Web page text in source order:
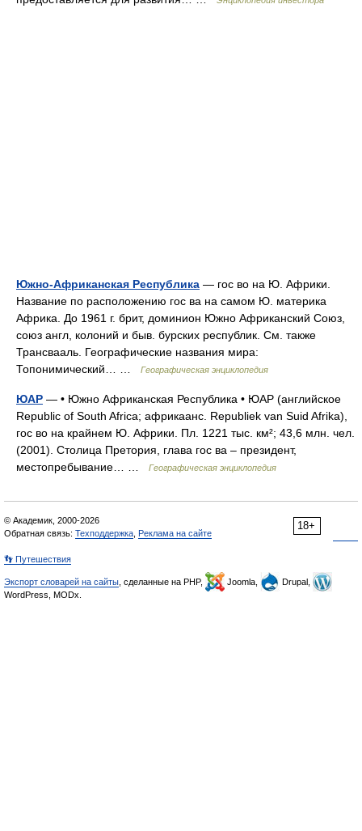
Южно-Африканская Республика — гос во на Ю. Африки.
Название по расположению гос ва на самом Ю. материка
Африка. До 1961 г. брит, доминион Южно Африканский Союз,
союз англ, колоний и быв. бурских республик. См. также
Трансвааль. Географические названия мира:
Топонимический… …
Географическая энциклопедия
ЮАР — • Южно Африканская Республика • ЮАР (английское
Republic of South Africa; африкаанс. Republiek van Suid Afrika),
гос во на крайнем Ю. Африки. Пл. 1221 тыс. км²; 43,6 млн. чел.
(2001). Столица Претория, глава гос ва – президент,
местопребывание… …
Географическая энциклопедия
18+
© Академик, 2000-2026
Обратная связь: Техподдержка Реклама на сайте
👣 Путешествия
Экспорт словарей на сайты , сделанные на PHP, Joomla,
Drupal,
WordPress, MODx.